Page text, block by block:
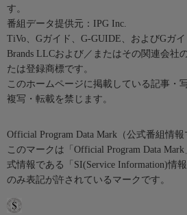
す。
番組データ提供元：IPG Inc.
TiVo、Gガイド、G-GUIDE、およびGガ
Brands LLCおよび／またはその関連会社
たは登録商標です。
このホームページに掲載している記事・
複写・転載を禁じます。
Official Program Data Mark（公式番組情報
このマークは「Official Program Data
式情報である「SI(Service Information)情
のみ表記が許されているマークです。